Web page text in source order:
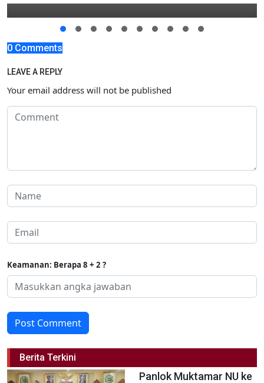
0 Comments
LEAVE A REPLY
Your email address will not be published
Keamanan: Berapa 8 + 2 ?
Post Comment
Berita Terkini
Panlok Muktamar NU ke